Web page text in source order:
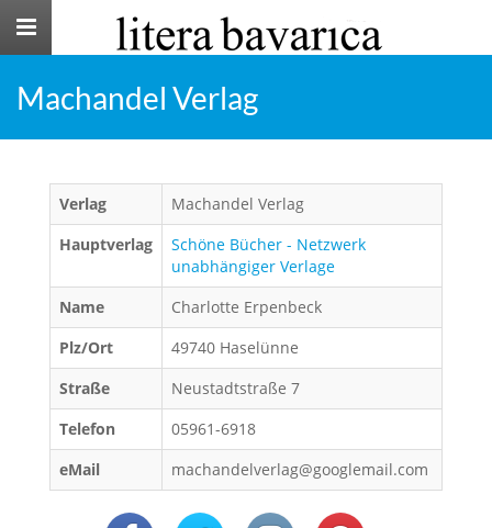
Toggle
Machandel Verlag
Verlag
Machandel Verlag
Hauptverlag
Schöne Bücher - Netzwerk
unabhängiger Verlage
Name
Charlotte Erpenbeck
Plz/Ort
49740 Haselünne
Straße
Neustadtstraße 7
Telefon
05961-6918
eMail
machandelverlag@googlemail.com